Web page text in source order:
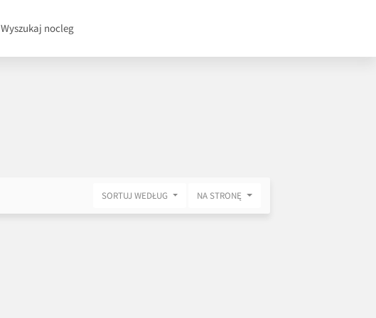
Wyszukaj nocleg
SORTUJ WEDŁUG NA STRONĘ